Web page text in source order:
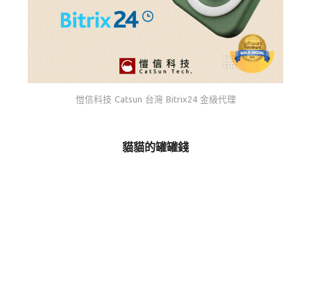
愷信科技 Catsun 台灣 Bitrix24 金級代理
貓貓的罐罐錢